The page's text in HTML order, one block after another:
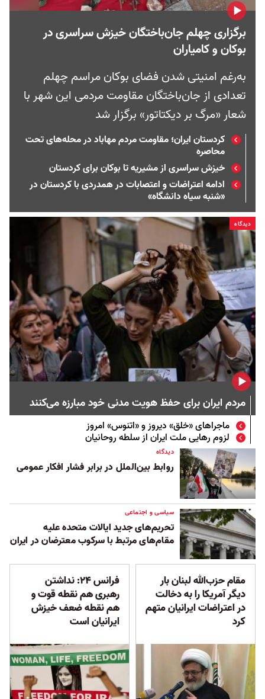
برگزاری چهلم جان‌باختگان خیزش سراسری در
بوکان و کامیاران
به‌رغم امنیتی شدن فضای بوکان مراسم چهلم
تعدادی از جان‌باختگان مقاومت مردمی این شهر با
شعار «مرگ بر دیکتاتور» برگزار شد
کردستان ایران؛ مقاومت مردم مهاباد در محله‌های تحت
محاصره
خیزش سراسری از مشیریه تا بوکان برای کردستان
ادامه اعتراضات و اعتصابات در همدردی با کردستان در
«شنبه سیاه دانشگاه»
دیدگاه
مردم ایران برای حفظ هویت مدنی خود مبارزه می‌کنند
ماجراهای «خلق» دیروز و «اتنوس» امروز
لزوم رهایی ملت ایران از سلطه روحانیان
دیدگاه
روابط بین‌الملل در برابر فشار افکار عمومی
سیاسی و اجتماعی
تحریم‌های جدید ایالات متحده علیه
مقام‌های مرتبط با سرکوب معترضان در ایران
مقام حزب‌الله لبنان بار
دیگر آمریکا را به دخالت
در اعتراضات ایرانیان متهم
کرد
فرانس ۲۴: نداشتن
رهبری هم نقطه قوت و
هم نقطه ضعف خیزش
ایرانیان است